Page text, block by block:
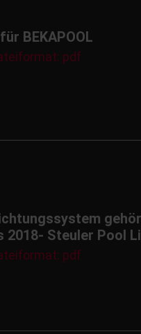
BEKAPOOL
pdf
2018- Steuler Pool
pdf